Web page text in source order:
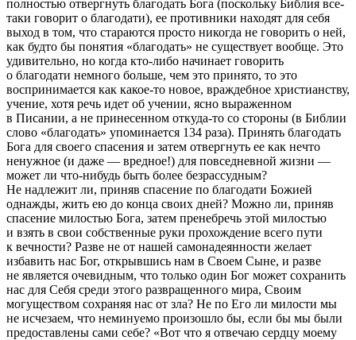
полностью отвергнуть благодать Бога (поскольку Библия все-
таки говорит о благодати), ее противники находят для себя
выход в том, что стараются просто никогда не говорить о ней,
как будто бы понятия «благодать» не существует вообще. Это
удивительно, но когда кто-либо начинает говорить
о благодати немного больше, чем это принято, то это
воспринимается как какое-то новое, враждебное христианству,
учение, хотя речь идет об учении, ясно выраженном
в Писании, а не принесенном откуда-то со стороны (в Библии
слово «благодать» упоминается 134 раза). Принять благодать
Бога для своего спасения и затем отвергнуть ее как нечто
ненужное (и даже — вредное!) для повседневной жизни —
может ли что-нибудь быть более безрассудным?
Не надлежит ли, приняв спасение по благодати Божией
однажды, жить ею до конца своих дней? Можно ли, приняв
спасение милостью Бога, затем пренебречь этой милостью
и взять в свои собственные руки прохождение всего пути
к вечности? Разве не от нашей самонадеянности желает
избавить нас Бог, открывшись нам в Своем Сыне, и разве
не является очевидным, что только один Бог может сохранить
нас для Себя среди этого развращенного мира, Своим
могуществом сохраняя нас от зла? Не по Его ли милости мы
не исчезаем, что неминуемо произошло бы, если бы мы были
предоставлены сами себе? «Вот что я отвечаю сердцу моему